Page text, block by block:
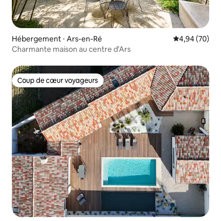
Hébergement ⋅ Ars-en-Ré Évaluation
4,94 (70)
Charmante maison au centre d'Ars
Coup de cœur voyageurs
Coup de cœur voyageurs